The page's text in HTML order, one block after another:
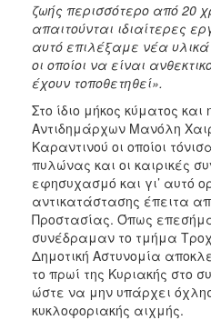
ζωής περισσότερο από 20
απαιτούνται ιδιαίτερες
αυτό επιλέξαμε νέα
οι οποίοι να είναι
έχουν τοποθετηθεί».
Στο ίδιο μήκος κύματος
Αντιδημάρχων Μανόλη
Καραντινού οι οποίοι
πυλώνας και οι καιρικές
εφησυχασμό και γι’ αυτό
αντικατάστασης έπειτα
Προστασίας. Όπως
συνέδραμαν το τμήμα
Δημοτική Αστυνομία
το πρωί της Κυριακής στο
ώστε να μην υπάρχει
κυκλοφοριακής αιχμής.